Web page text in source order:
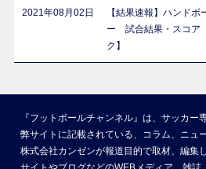
2021年08月02日
【結果速報】ハンド
ー 試合結果・スコア
ク】
『フットボールチャンネル』は、サッカー
弊サイトに記載されている、コラム、ニュ
株式会社カンゼンが報道目的で取材、編集